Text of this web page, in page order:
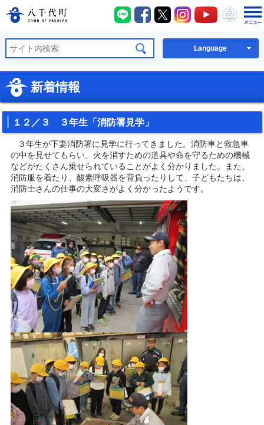
八千代町公式ホームページ
八千代町LINE
八千代町Facebook
八千代町X八千代町Instagram
八千代町
八千
Language
新着情報
１２／３ ３年生「消防署見学」
３年生が下妻消防署に見学に行ってきました。消防車と救急車
の中を見せてもらい、火を消すための道具や命を守るための機械
などがたくさん乗せられていることがよく分かりました。また、
消防服を着たり、酸素呼吸器を背負ったりして、子どもたちは、
消防士さんの仕事の大変さがよく分かったようです。